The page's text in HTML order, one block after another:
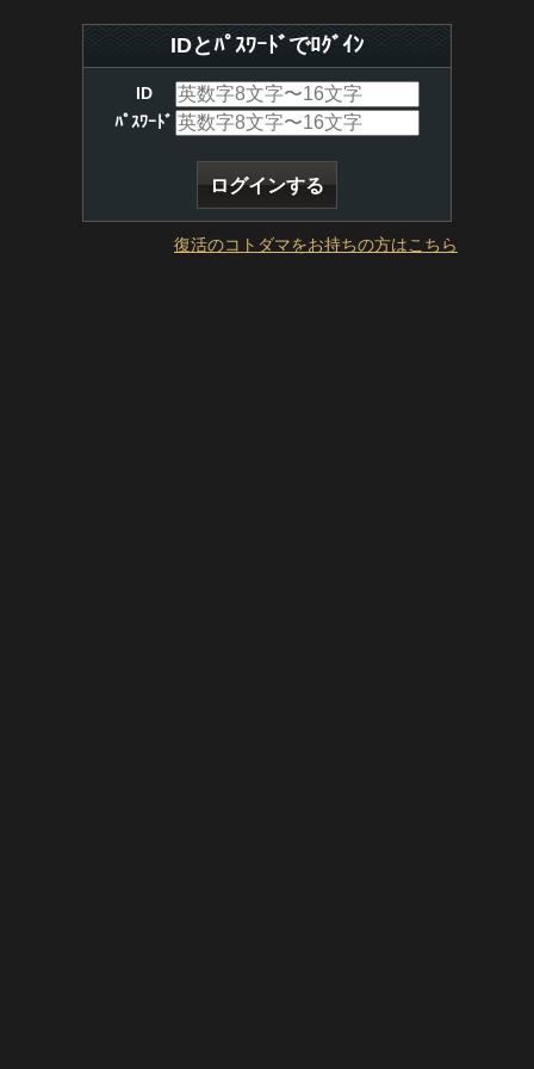
IDとﾊﾟｽﾜｰﾄﾞでﾛｸﾞｲﾝ
ID
ﾊﾟｽﾜｰﾄﾞ
復活のコトダマをお持ちの方はこちら